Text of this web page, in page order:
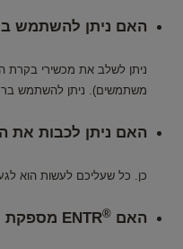
האם ניתן להשתמש
ניתן לשלב את מכשירי בקרת
משתמשים). ניתן להשתמש
האם ניתן לכבות את
כן. כל שעליכם לעשות הוא
האם ®ENTR מספקת יומן אירועים על הפעילויות?